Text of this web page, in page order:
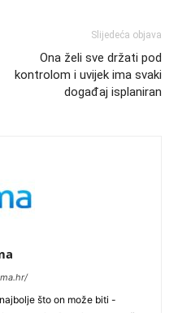
Slijedeća objava
Ona želi sve držati pod
kontrolom i uvijek ima svaki
događaj isplaniran
što on može biti -